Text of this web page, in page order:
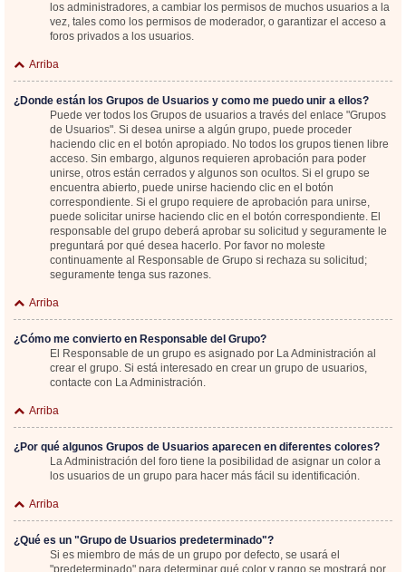
los administradores, a cambiar los permisos de muchos usuarios a la
vez, tales como los permisos de moderador, o garantizar el acceso a
foros privados a los usuarios.
Arriba
¿Donde están los Grupos de Usuarios y como me puedo unir a ellos?
Puede ver todos los Grupos de usuarios a través del enlace "Grupos
de Usuarios". Si desea unirse a algún grupo, puede proceder
haciendo clic en el botón apropiado. No todos los grupos tienen libre
acceso. Sin embargo, algunos requieren aprobación para poder
unirse, otros están cerrados y algunos son ocultos. Si el grupo se
encuentra abierto, puede unirse haciendo clic en el botón
correspondiente. Si el grupo requiere de aprobación para unirse,
puede solicitar unirse haciendo clic en el botón correspondiente. El
responsable del grupo deberá aprobar su solicitud y seguramente le
preguntará por qué desea hacerlo. Por favor no moleste
continuamente al Responsable de Grupo si rechaza su solicitud;
seguramente tenga sus razones.
Arriba
¿Cómo me convierto en Responsable del Grupo?
El Responsable de un grupo es asignado por La Administración al
crear el grupo. Si está interesado en crear un grupo de usuarios,
contacte con La Administración.
Arriba
¿Por qué algunos Grupos de Usuarios aparecen en diferentes colores?
La Administración del foro tiene la posibilidad de asignar un color a
los usuarios de un grupo para hacer más fácil su identificación.
Arriba
¿Qué es un "Grupo de Usuarios predeterminado"?
Si es miembro de más de un grupo por defecto, se usará el
"predeterminado" para determinar qué color y rango se mostrará por